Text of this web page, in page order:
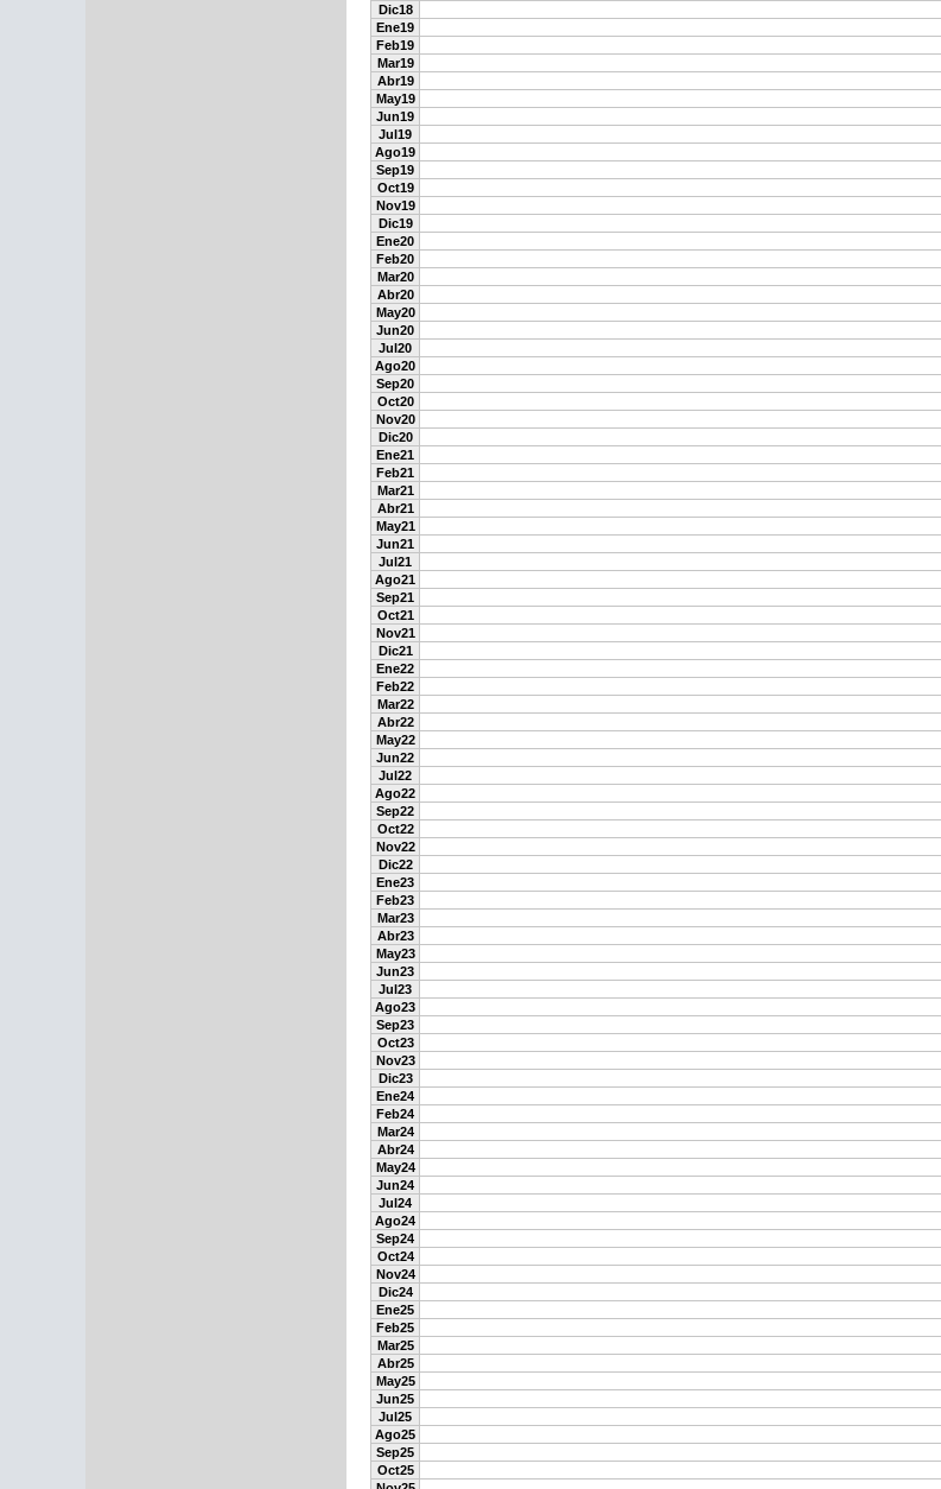
Dic18
Ene19
Feb19
Mar19
Abr19
May19
Jun19
Jul19
Ago19
Sep19
Oct19
Nov19
Dic19
Ene20
Feb20
Mar20
Abr20
May20
Jun20
Jul20
Ago20
Sep20
Oct20
Nov20
Dic20
Ene21
Feb21
Mar21
Abr21
May21
Jun21
Jul21
Ago21
Sep21
Oct21
Nov21
Dic21
Ene22
Feb22
Mar22
Abr22
May22
Jun22
Jul22
Ago22
Sep22
Oct22
Nov22
Dic22
Ene23
Feb23
Mar23
Abr23
May23
Jun23
Jul23
Ago23
Sep23
Oct23
Nov23
Dic23
Ene24
Feb24
Mar24
Abr24
May24
Jun24
Jul24
Ago24
Sep24
Oct24
Nov24
Dic24
Ene25
Feb25
Mar25
Abr25
May25
Jun25
Jul25
Ago25
Sep25
Oct25